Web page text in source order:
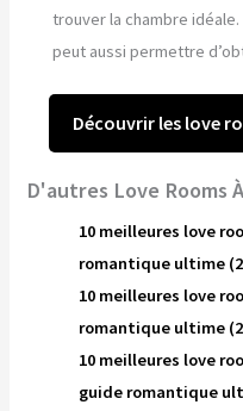
trouver la chambre
peut aussi permettre
Découvrir les love
D'autres Love Rooms
10 meilleures love
romantique ultime
10 meilleures love
romantique ultime
10 meilleures love
guide romantique